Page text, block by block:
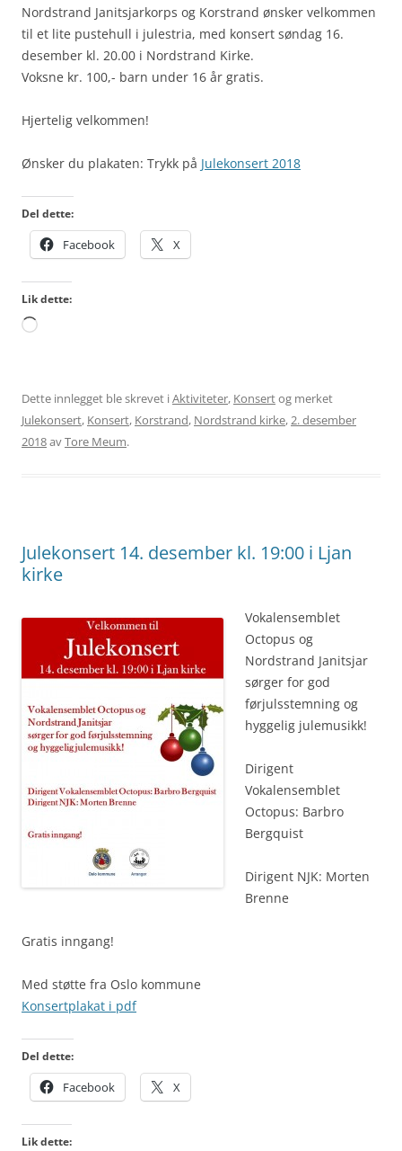
Nordstrand Janitsjarkorps og Korstrand ønsker velkommen
til et lite pustehull i julestria, med konsert søndag 16.
desember kl. 20.00 i Nordstrand Kirke.
Voksne kr. 100,- barn under 16 år gratis.
Hjertelig velkommen!
Ønsker du plakaten: Trykk på Julekonsert 2018
Del dette:
Facebook X
Lik dette:
Laster
Dette innlegget ble skrevet iAktiviteter, Konsertog merket
Julekonsert, Konsert, Korstrand, Nordstrand kirke,2. desember
2018avTore Meum.
Julekonsert 14. desember kl. 19:00 i Ljan
kirke
Vokalensemblet
Octopus og
Nordstrand Janitsjar
sørger for god
førjulsstemning og
hyggelig julemusikk!
Dirigent
Vokalensemblet
Octopus: Barbro
Bergquist
Dirigent NJK: Morten
Brenne
Gratis inngang!
Med støtte fra Oslo kommune
Konsertplakat i pdf
Del dette:
Facebook X
Lik dette: